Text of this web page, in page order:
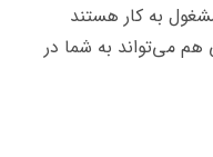
به کار هستند
می‌تواند به شما در